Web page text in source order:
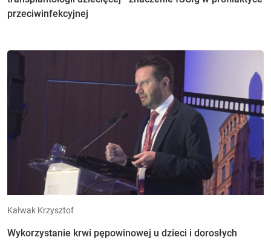
przeciwinfekcyjnej
Kałwak Krzysztof
Wykorzystanie krwi pępowinowej u dzieci i dorosłych